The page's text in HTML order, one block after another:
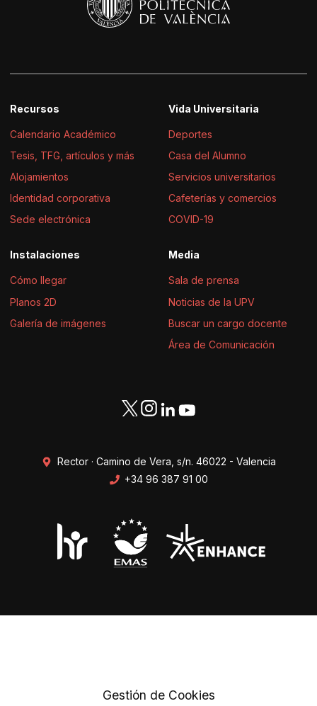
Recursos
Calendario Académico
Tesis, TFG, artículos y más
Alojamientos
Identidad corporativa
Sede electrónica
Vida Universitaria
Deportes
Casa del Alumno
Servicios universitarios
Cafeterías y comercios
COVID-19
Instalaciones
Cómo llegar
Planos 2D
Galería de imágenes
Media
Sala de prensa
Noticias de la UPV
Buscar un cargo docente
Área de Comunicación
Rector · Camino de Vera, s/n. 46022 - Valencia
+34 96 387 91 00
Gestión de Cookies